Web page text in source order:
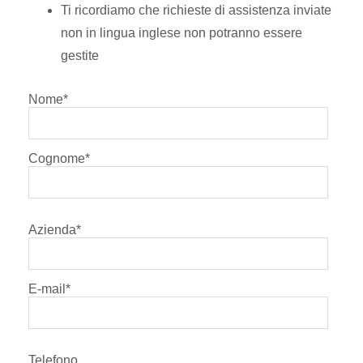
Ti ricordiamo che richieste di assistenza inviate
non in lingua inglese non potranno essere
gestite
Nome*
Cognome*
Azienda*
E-mail *
Telefono